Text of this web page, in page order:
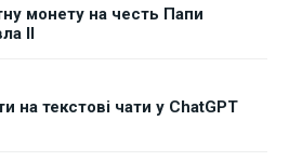
монету на честь Папи
II
на текстові чати у ChatGPT